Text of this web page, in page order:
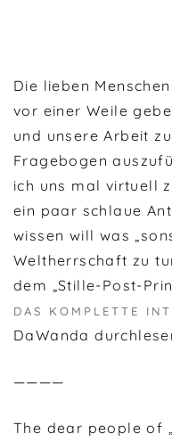
Die lieben
vor einer Weile
und unsere Arbeit
Fragebogen
ich uns mal virtuell
ein paar schlaue
wissen will was
Weltherrschaft zu
dem „Stille-Post-
DAS KOMPLETTE
DaWanda
————
The dear people of „